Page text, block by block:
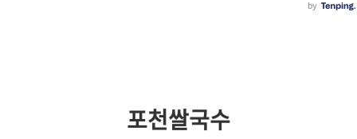
간
포천쌀국수